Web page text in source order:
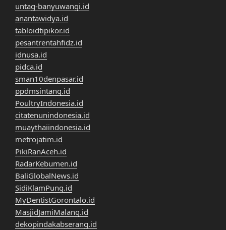
untag-banyuwangi.id
anantawidya.id
tabloidtipikor.id
pesantrentahfidz.id
idnusa.id
pidca.id
sman10denpasar.id
ppdmsintang.id
PoultryIndonesia.id
citatenunindonesia.id
muaythaiindonesia.id
metrojatim.id
PikiRanAceh.id
RadarKebumen.id
BaliGlobalNews.id
SidiKlamPung.id
MyDentistGorontalo.id
MasjidJamiMalang.id
dekopindakabserang.id